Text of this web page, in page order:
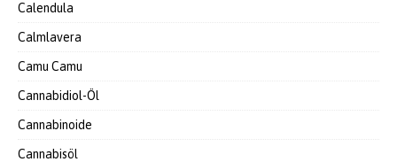
Calendula
Calmlavera
Camu Camu
Cannabidiol-Öl
Cannabinoide
Cannabisöl